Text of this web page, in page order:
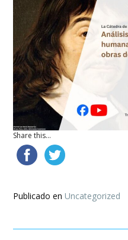
Share this...
Publicado en Uncategorized